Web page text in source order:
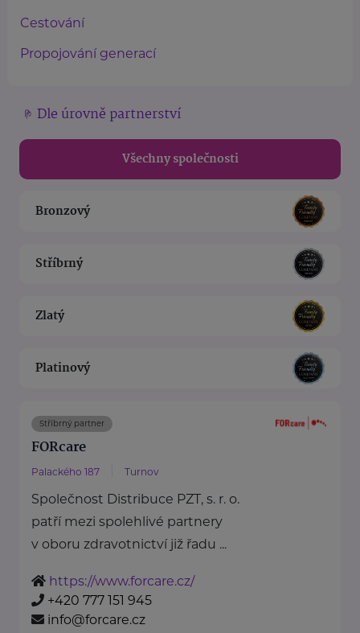
Cestování
Propojování generací
Dle úrovně partnerství
Všechny společnosti
Bronzový
Stříbrný
Zlatý
Platinový
Stříbrný partner
FORcare
Palackého 187 Turnov
Společnost Distribuce PZT, s. r. o.
patří mezi spolehlivé partnery
v oboru zdravotnictví již řadu ...
https://www.forcare.cz/
+420 777 151 945
info@forcare.cz